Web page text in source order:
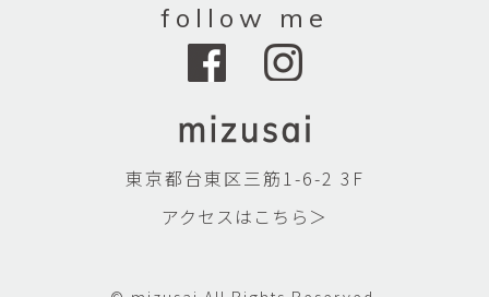
follow me
東京都台東区三筋1-6-2 3F
アクセスはこちら＞